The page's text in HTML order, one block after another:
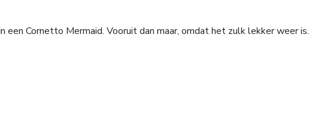
een Cornetto Mermaid. Vooruit dan maar, omdat het zulk lekker weer is.